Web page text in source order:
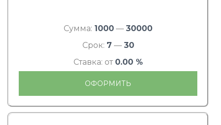
Сумма: 1000 — 30000
Срок: 7 — 30
Ставка: от 0.00 %
ОФОРМИТЬ